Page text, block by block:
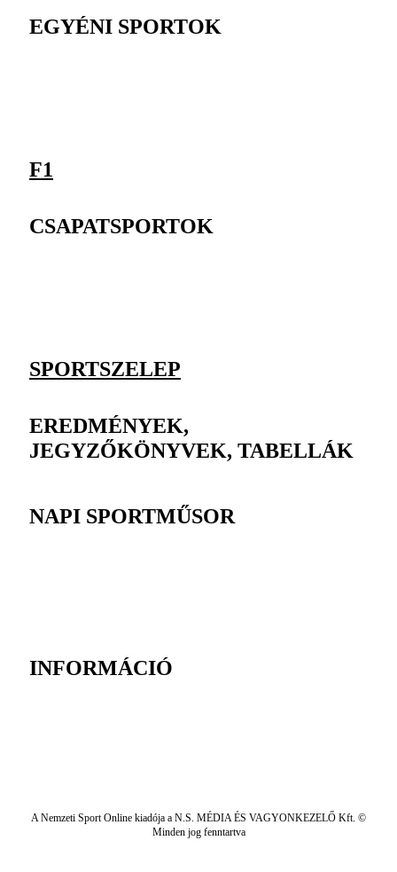
EGYÉNI SPORTOK
F1
CSAPATSPORTOK
SPORTSZELEP
EREDMÉNYEK,
JEGYZŐKÖNYVEK, TABELLÁK
NAPI SPORTMŰSOR
INFORMÁCIÓ
A Nemzeti Sport Online kiadója a N.S. MÉDIA ÉS VAGYONKEZELŐ Kft. ©
Minden jog fenntartva